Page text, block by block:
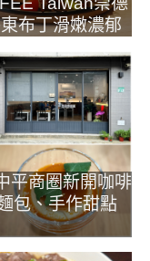
布丁滑嫩濃郁
平商圈新開咖啡
包、手作甜點